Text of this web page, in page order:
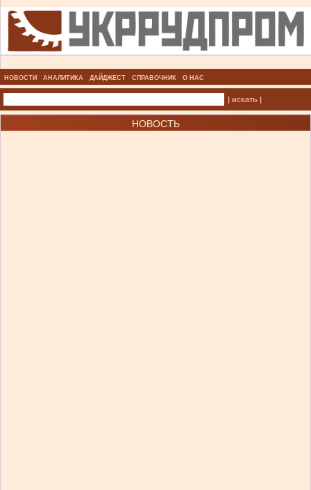
НОВОСТИ АНАЛИТИКА ДАЙДЖЕСТ СПРАВОЧНИК О НАС
| искать |
НОВОСТЬ